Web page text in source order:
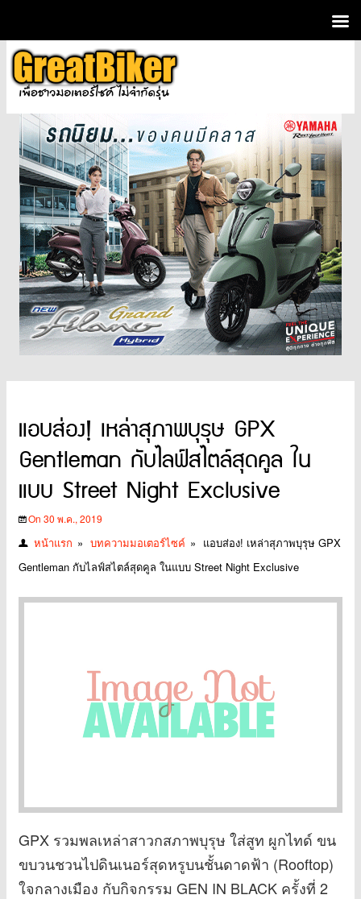
แอบส่อง! เหล่าสุภาพบุรุษ GPX
Gentleman กับไลฟ์สไตล์สุดคูล ใน
แบบ Street Night Exclusive
On 30 พ.ค., 2019
หน้าแรก » บทความมอเตอร์ไซค์ » แอบส่อง! เหล่าสุภาพบุรุษ GPX
Gentleman กับไลฟ์สไตล์สุดคูล ในแบบ Street Night Exclusive
GPX รวมพลเหล่าสาวกสภาพบุรุษ ใส่สูท ผูกไทด์ ขน
ขบวนชวนไปดินเนอร์สุดหรูบนชั้นดาดฟ้า (Rooftop)
ใจกลางเมือง กับกิจกรรม GEN IN BLACK ครั้งที่ 2